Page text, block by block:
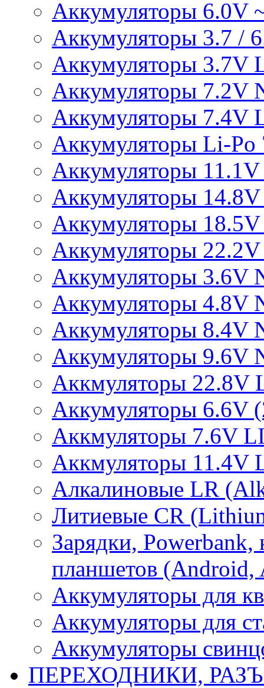
Аккумуляторы 6.0V
Аккумуляторы 3.7 /
Аккумуляторы 3.7V
Аккумуляторы 7.2V
Аккумуляторы 7.4V
Аккумуляторы Li-Po
Аккумуляторы
Аккумуляторы
Аккумуляторы
Аккумуляторы
Аккумуляторы 3.6V
Аккумуляторы 4.8V
Аккумуляторы 8.4V
Аккумуляторы 9.6V
Аккмуляторы 22.8V
Аккумуляторы 6.6V
Аккмуляторы 7.6V
Аккмуляторы 11.4V
Алкалиновые LR
Литиевые CR
Зарядки, Powerbank,
планшетов (Android,
Аккумуляторы для
Аккумуляторы для
Аккумуляторы
ПЕРЕХОДНИКИ,